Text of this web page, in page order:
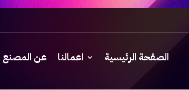
الصفحة الرئيسية اعمالنا عن المصنع